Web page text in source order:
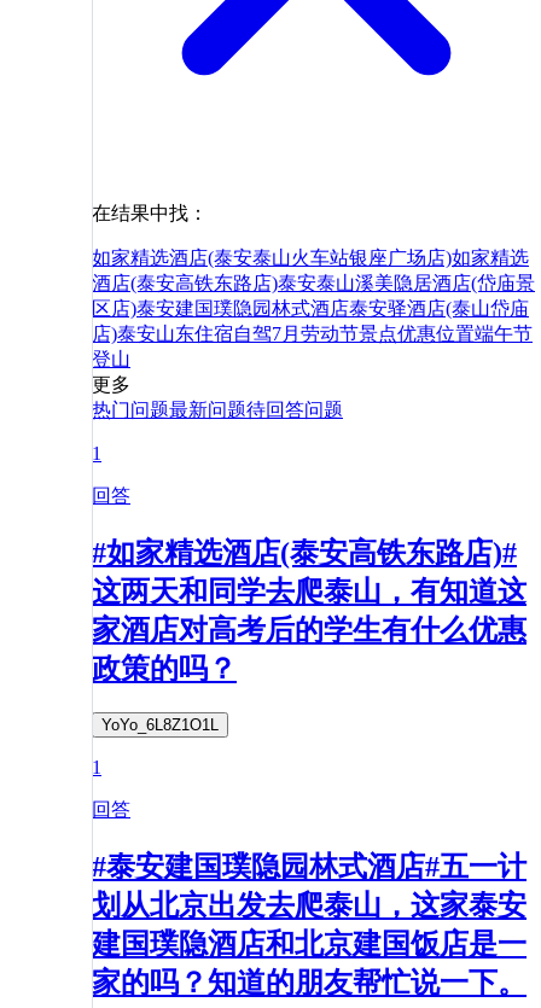
在结果中找：
如家精选酒店(泰安泰山火车站银座广场店)如家精选
酒店(泰安高铁东路店)泰安泰山溪美隐居酒店(岱庙景
区店)泰安建国璞隐园林式酒店泰安驿酒店(泰山岱庙
店)泰安山东住宿自驾7月 劳动节景点优惠位置端午节
登山
更多
热门问题最新问题待回答问题
1
回答
#如家精选酒店(泰安高铁东路店)#
这两天和同学去爬泰山，有知道这
家酒店对高考后的学生有什么优惠
政策的吗？
YoYo_6L8Z1O1L
1
回答
#泰安建国璞隐园林式酒店#五一计
划从北京出发去爬泰山，这家泰安
建国璞隐酒店和北京建国饭店是一
家的吗？知道的朋友帮忙说一下。